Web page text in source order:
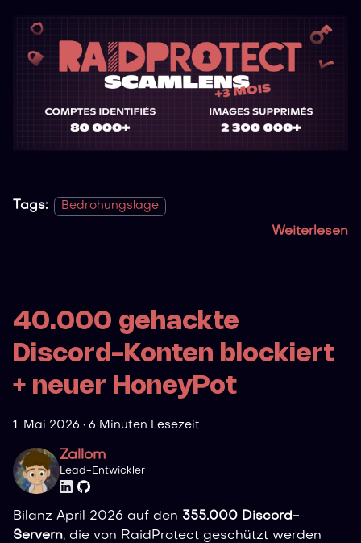
Tags: Bedrohungslage
Weiterlesen
40.000 gehackte
Discord-Konten blockiert
+ neuer HoneyPot
1. Mai 2026 · 6 Minuten Lesezeit
Zallom
Lead-Entwickler
Bilanz April 2026 auf den 355.000 Discord-
Servern, die von RaidProtect geschützt werden